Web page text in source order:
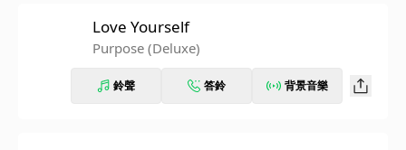
Love Yourself
Purpose (Deluxe)
鈴聲 答鈴 背景音樂